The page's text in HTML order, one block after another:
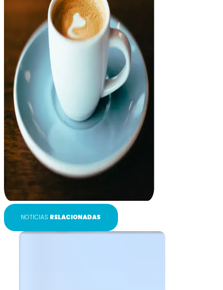
NOTICIAS RELACIONADAS